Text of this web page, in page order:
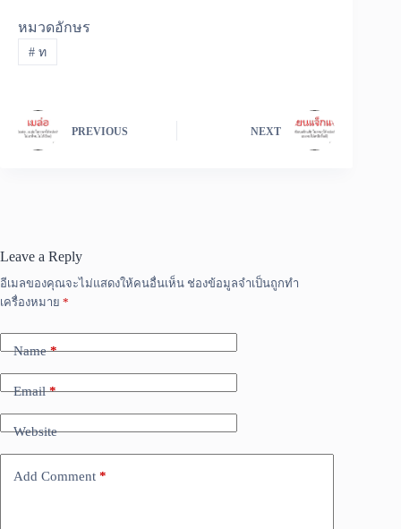
หมวดอักษร
#ท
PREVIOUS NEXT
Leave a Reply
อีเมลของคุณจะไม่แสดงให้คนอื่นเห็น ช่องข้อมูลจำเป็นถูกทำ
เครื่องหมาย *
Name*
Email*
Website
Add Comment *